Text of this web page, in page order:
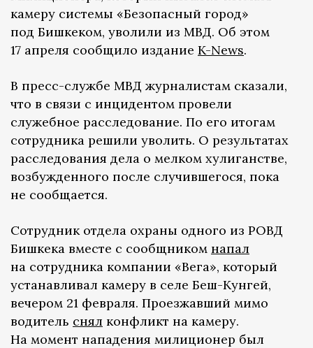
камеру системы «Безопасный город»
под Бишкеком, уволили из МВД. Об этом
17 апреля сообщило издание K-News.
В пресс-службе МВД журналистам сказали,
что в связи с инцидентом провели
служебное расследование. По его итогам
сотрудника решили уволить. О результатах
расследования дела о мелком хулиганстве,
возбужденного после случившегося, пока
не сообщается.
Сотрудник отдела охраны одного из РОВД
Бишкека вместе с сообщником напал
на сотрудника компании «Вега», который
устанавливал камеру в селе Беш-Кунгей,
вечером 21 февраля. Проезжавший мимо
водитель снял конфликт на камеру.
На момент нападения милиционер был